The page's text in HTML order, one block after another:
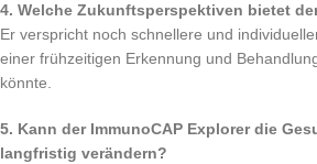
4. Welche Zukunftsperspektiven bietet
Er verspricht noch schnellere und
einer frühzeitigen Erkennung und
könnte.
5. Kann der ImmunoCAP Explorer die
langfristig verändern?